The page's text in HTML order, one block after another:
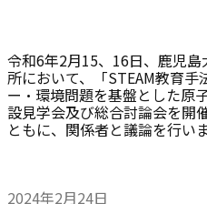
令和6年2月15、16日、鹿児
所において、「STEAM教育手
ー・環境問題を基盤とした原
設見学会及び総合討論会を開
ともに、関係者と議論を行い
2024年2月24日